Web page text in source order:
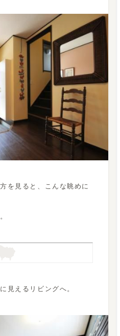
を見ると、こんな眺めに
見えるリビングへ。